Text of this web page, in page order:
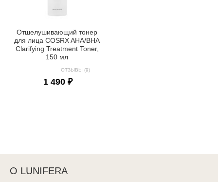
Отшелушивающий тонер
для лица COSRX AHA/BHA
Clarifying Treatment Toner,
150 мл
ОТЗЫВЫ (9)
1 490 ₽
О LUNIFERA